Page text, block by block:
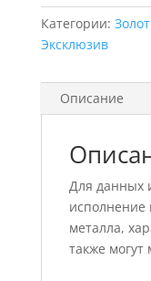
Категории:
Эксклюзив
Описание
Для данных
исполнение
металла,
также могут